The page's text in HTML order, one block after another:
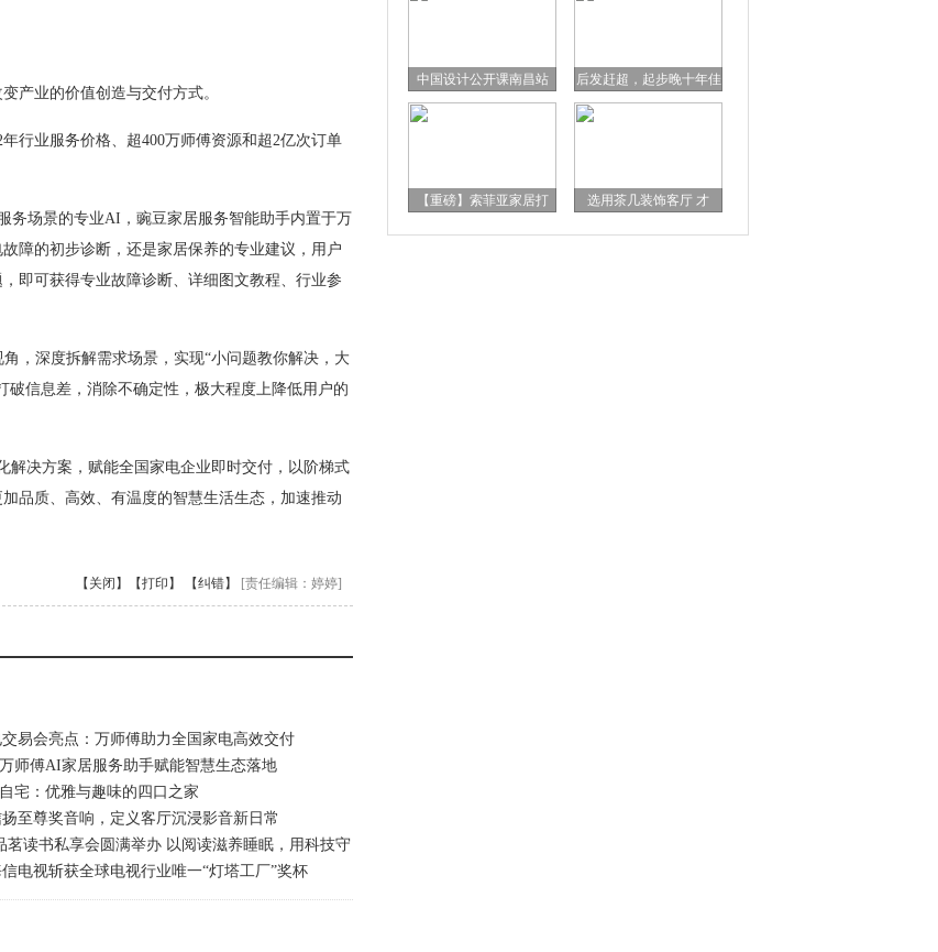
业的价值创造与交付方式。
业服务价格、超400万师傅资源和超2亿次订单
场景的专业AI，豌豆家居服务智能助手内置于万
障的初步诊断，还是家居保养的专业建议，用户
即可获得专业故障诊断、详细图文教程、行业参
深度拆解需求场景，实现“小问题教你解决，大
破信息差，消除不确定性，极大程度上降低用户的
决方案，赋能全国家电企业即时交付，以阶梯式
品质、高效、有温度的智慧生活生态，加速推动
【关闭】 【打印】 【纠错】 [责任编辑：婷婷]
易会亮点：万师傅助力全国家电高效交付
师傅AI家居服务助手赋能智慧生态落地
宅：优雅与趣味的四口之家
至尊奖音响，定义客厅沉浸影音新日常
茗读书私享会圆满举办 以阅读滋养睡眠，用科技守
电视斩获全球电视行业唯一“灯塔工厂”奖杯
中国设计公开课南昌站 后发赶超，起步晚十年佳
【重磅】索菲亚家居打 选用茶几装饰客厅 才